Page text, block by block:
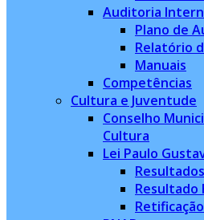
Auditoria
Plano de
Relatório
Manuais
Competências
Cultura e Juventude
Conselho
Cultura
Lei Paulo
Resultado